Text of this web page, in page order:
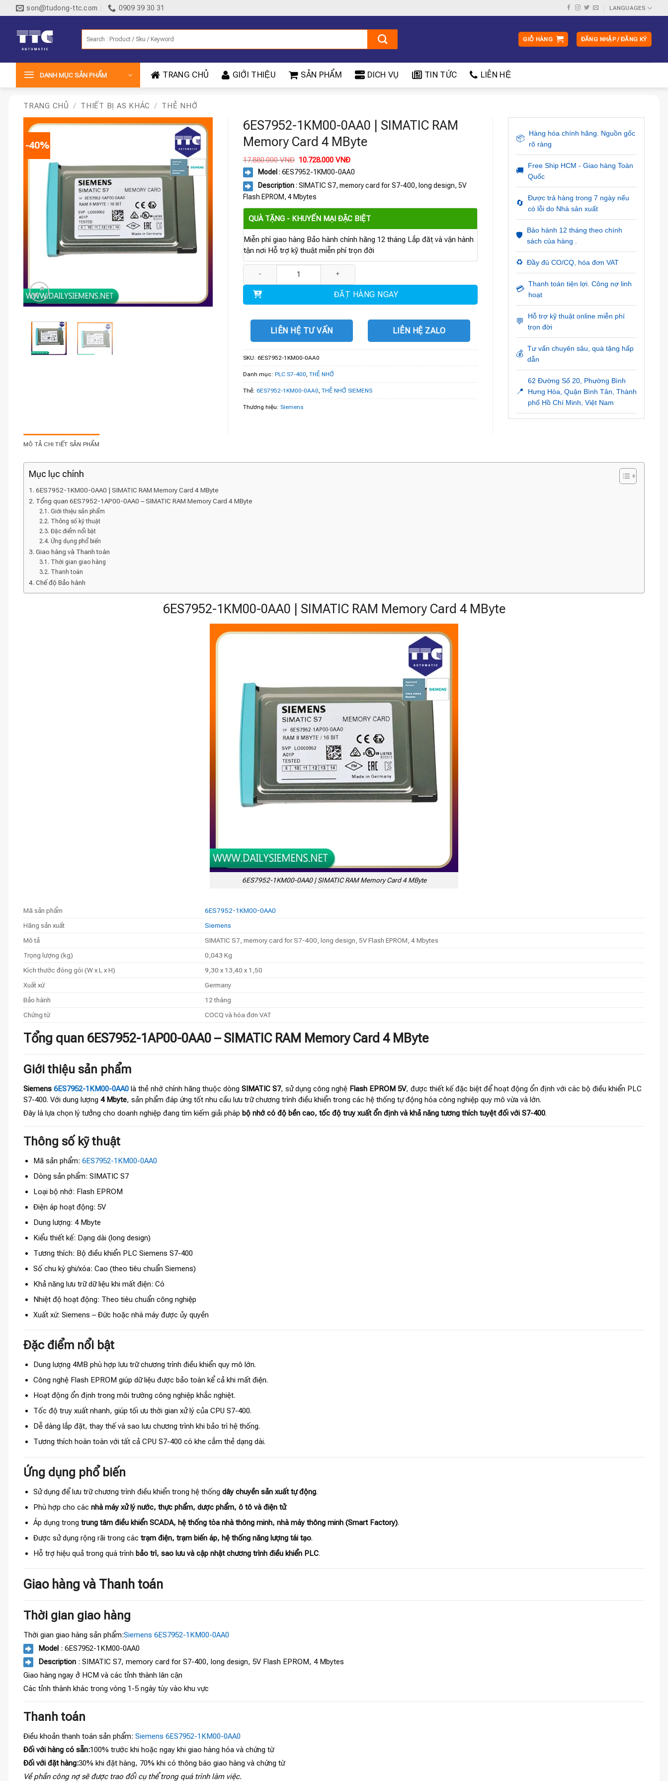
qua
son@tudong-ttc.com 0909 39 30 31 LANGUAGES
GIỎ HÀNG ĐĂNG NHẬP / ĐĂNG KÝ
DANH MỤC SẢN PHẨM TRANG CHỦ GIỚI THIỆU SẢN PHẨM DICH VỤ TIN TỨC LIÊN HỆ
TRANG CHỦ / THIẾT BỊ AS KHÁC / THẺ NHỚ
-40%
6ES7952-1KM00-0AA0 | SIMATIC RAM
Memory Card 4 MByte
17.880.000VNĐ Giá
gốc
là:
17.880.000 VNĐ.
10.728.000VNĐGiá
hiện
tại
là:
10.728.000 VNĐ.
Model : 6ES7952-1KM00-0AA0
Description: SIMATIC S7, memory card for S7-400, long design, 5V
Flash EPROM, 4 Mbytes
QUÀ TẶNG - KHUYẾN MẠI ĐẶC BIỆT
Miễn phí giao hàng Bảo hành chính hãng 12 tháng Lắp đặt và vận hành
tận nơi Hỗ trợ kỹ thuật miễn phí trọn đời
ĐẶT HÀNG NGAY
LIÊN HỆ TƯ VẤN LIÊN HỆ ZALO
SKU: 6ES7952-1KM00-0AA0
Danh mục: PLC S7-400 THẺ NHỚ
Thẻ: 6ES7952-1KM00-0AA0 THẺ NHỚ SIEMENS
Thương hiệu: Siemens
📦
Hàng hóa chính hãng. Nguồn gốc
rõ ràng
🚚
Free Ship HCM - Giao hàng Toàn
Quốc
🔄
Được trả hàng trong 7 ngày nếu
có lỗi do Nhà sản xuất
🛡️
Bảo hành 12 tháng theo chính
sách của hàng .
♻️ Đầy đủ CO/CQ, hóa đơn VAT
💳
Thanh toán tiện lợi. Công nợ linh
hoạt
💬
Hỗ trợ kỹ thuật online miễn phí
trọn đời
💰
Tư vấn chuyên sâu, quà tặng hấp
dẫn
📍
62 Đường Số 20, Phường Bình
Hưng Hòa, Quận Bình Tân, Thành
phố Hồ Chí Minh, Việt Nam
MÔ TẢ CHI TIẾT SẢN PHẨM
Mục lục chính
6ES7952-1KM00-0AA0 | SIMATIC RAM Memory Card 4 MByte
Tổng quan 6ES7952-1AP00-0AA0 – SIMATIC RAM Memory Card 4 MByte
Giới thiệu sản phẩm
Thông số kỹ thuật
Đặc điểm nổi bật
Ứng dụng phổ biến
Giao hàng và Thanh toán
Thời gian giao hàng
Thanh toán
Chế độ Bảo hành
6ES7952-1KM00-0AA0 | SIMATIC RAM Memory Card 4 MByte
6ES7952-1KM00-0AA0 | SIMATIC RAM Memory Card 4 MByte
Mã sản phẩm
6ES7952-1KM00-0AA0
Hãng sản xuất
Siemens
Mô tả
SIMATIC S7, memory card for S7-400, long design, 5V Flash EPROM, 4 Mbytes
Trọng lượng (kg)
0,043 Kg
Kích thước đóng gói (W x L x H)
9,30 x 13,40 x 1,50
Xuất xứ
Germany
Bảo hành
12 tháng
Chứng từ
COCQ và hóa đơn VAT
Tổng quan 6ES7952-1AP00-0AA0 – SIMATIC RAM Memory Card 4 MByte
Giới thiệu sản phẩm
Siemens 6ES7952-1KM00-0AA0 là thẻ nhớ chính hãng thuộc dòng SIMATIC S7, sử dụng công nghệ Flash EPROM 5V, được thiết kế đặc biệt để hoạt động ổn định với các bộ điều khiển PLC
S7-400. Với dung lượng 4 Mbyte, sản phẩm đáp ứng tốt nhu cầu lưu trữ chương trình điều khiển trong các hệ thống tự động hóa công nghiệp quy mô vừa và lớn.
Đây là lựa chọn lý tưởng cho doanh nghiệp đang tìm kiếm giải pháp bộ nhớ có độ bền cao, tốc độ truy xuất ổn định và khả năng tương thích tuyệt đối với S7-400.
Thông số kỹ thuật
Mã sản phẩm: 6ES7952-1KM00-0AA0
Dòng sản phẩm: SIMATIC S7
Loại bộ nhớ: Flash EPROM
Điện áp hoạt động: 5V
Dung lượng: 4 Mbyte
Kiểu thiết kế: Dạng dài (long design)
Tương thích: Bộ điều khiển PLC Siemens S7-400
Số chu kỳ ghi/xóa: Cao (theo tiêu chuẩn Siemens)
Khả năng lưu trữ dữ liệu khi mất điện: Có
Nhiệt độ hoạt động: Theo tiêu chuẩn công nghiệp
Xuất xứ: Siemens – Đức hoặc nhà máy được ủy quyền
Đặc điểm nổi bật
Dung lượng 4MB phù hợp lưu trữ chương trình điều khiển quy mô lớn.
Công nghệ Flash EPROM giúp dữ liệu được bảo toàn kể cả khi mất điện.
Hoạt động ổn định trong môi trường công nghiệp khắc nghiệt.
Tốc độ truy xuất nhanh, giúp tối ưu thời gian xử lý của CPU S7-400.
Dễ dàng lắp đặt, thay thế và sao lưu chương trình khi bảo trì hệ thống.
Tương thích hoàn toàn với tất cả CPU S7-400 có khe cắm thẻ dạng dài.
Ứng dụng phổ biến
Sử dụng để lưu trữ chương trình điều khiển trong hệ thống dây chuyền sản xuất tự động.
Phù hợp cho các nhà máy xử lý nước, thực phẩm, dược phẩm, ô tô và điện tử.
Áp dụng trong trung tâm điều khiển SCADA, hệ thống tòa nhà thông minh, nhà máy thông minh (Smart Factory).
Được sử dụng rộng rãi trong các trạm điện, trạm biến áp, hệ thống năng lượng tái tạo.
Hỗ trợ hiệu quả trong quá trình bảo trì, sao lưu và cập nhật chương trình điều khiển PLC.
Giao hàng và Thanh toán
Thời gian giao hàng
Thời gian giao hàng sản phẩm:Siemens 6ES7952-1KM00-0AA0
Model : 6ES7952-1KM00-0AA0
Description : SIMATIC S7, memory card for S7-400, long design, 5V Flash EPROM, 4 Mbytes
Giao hàng ngay ở HCM và các tỉnh thành lân cận
Các tỉnh thành khác trong vòng 1-5 ngày tùy vào khu vực
Thanh toán
Điều khoản thanh toán sản phẩm: Siemens 6ES7952-1KM00-0AA0
Đối với hàng có sẵn:100% trước khi hoặc ngay khi giao hàng hóa và chứng từ
Đối với đặt hàng:30% khi đặt hàng, 70% khi có thông báo giao hàng và chứng từ
Về phần công nợ sẽ được trao đổi cụ thể trong quá trình làm việc.